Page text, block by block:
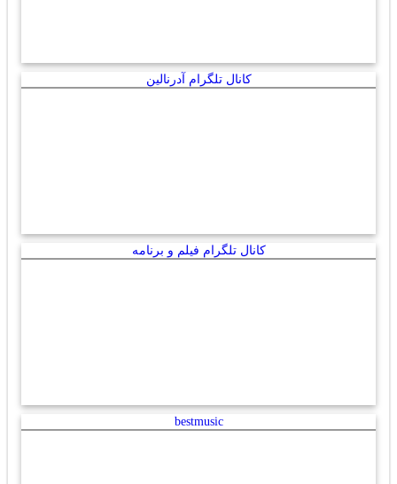
کانال تلگرام آدرنالین
کانال تلگرام فیلم و برنامه
bestmusic